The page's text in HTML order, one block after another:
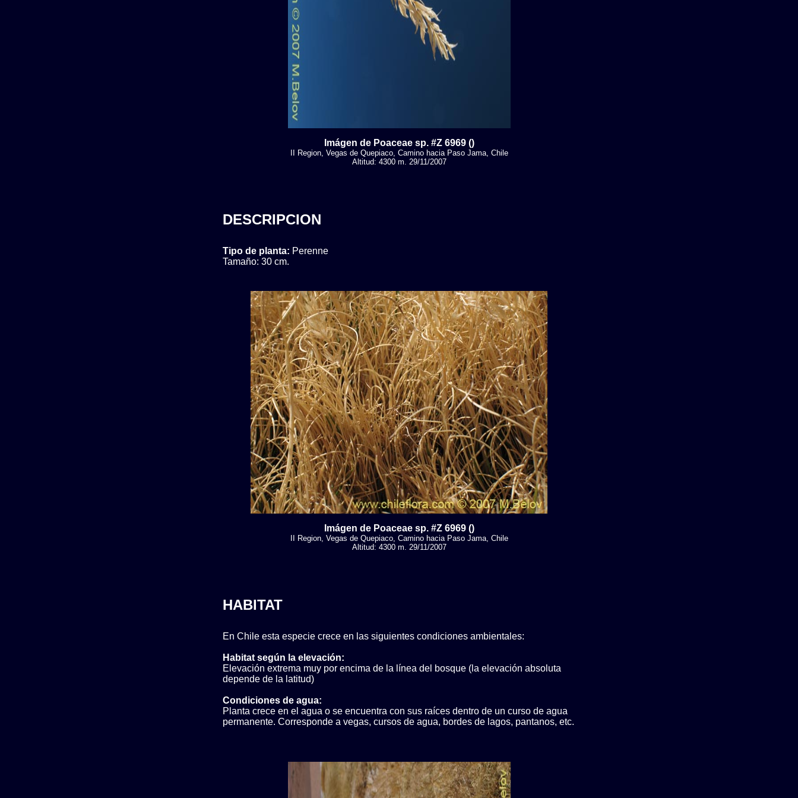
Imágen de Poaceae sp. #Z 6969 ()
II Region, Vegas de Quepiaco, Camino hacia Paso Jama, Chile
Altitud: 4300 m. 29/11/2007
DESCRIPCION
Tipo de planta: Perenne
Tamaño: 30 cm.
Imágen de Poaceae sp. #Z 6969 ()
II Region, Vegas de Quepiaco, Camino hacia Paso Jama, Chile
Altitud: 4300 m. 29/11/2007
HABITAT
En Chile esta especie crece en las siguientes condiciones ambientales:
Habitat según la elevación:
Elevación extrema muy por encima de la línea del bosque (la elevación absoluta
depende de la latitud)
Condiciones de agua:
Planta crece en el agua o se encuentra con sus raíces dentro de un curso de agua
permanente. Corresponde a vegas, cursos de agua, bordes de lagos, pantanos, etc.